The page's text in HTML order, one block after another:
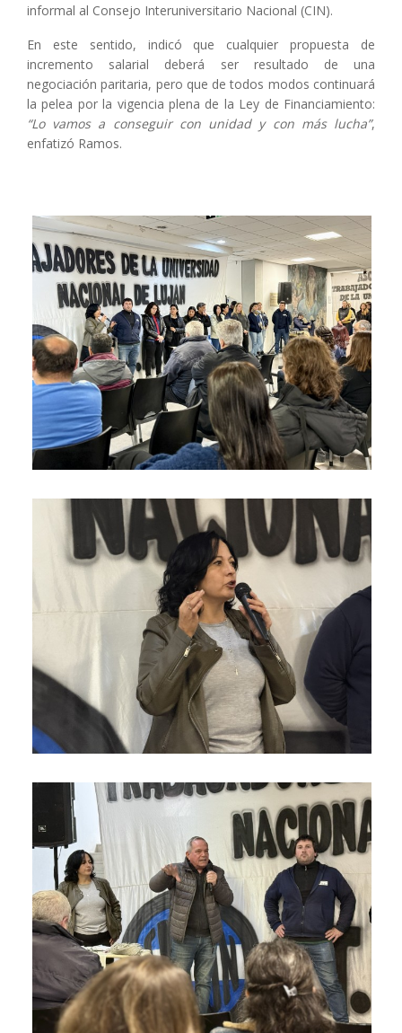
informal al Consejo Interuniversitario Nacional (CIN).
En este sentido, indicó que cualquier propuesta de
incremento salarial deberá ser resultado de una
negociación paritaria, pero que de todos modos continuará
la pelea por la vigencia plena de la Ley de Financiamiento:
“Lo vamos a conseguir con unidad y con más lucha”,
enfatizó Ramos.